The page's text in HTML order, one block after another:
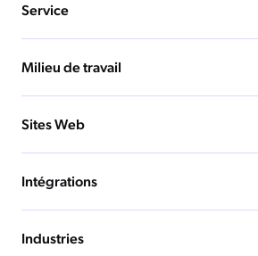
Service
Milieu de travail
Sites Web
Intégrations
Industries